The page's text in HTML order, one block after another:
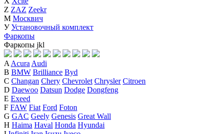
Z ZAZ Zeekr
М Москвич
У Установочный комплект
Фаркопы
Фаркопы jkl
A Acura Audi
B BMW Brilliance Byd
C Changan Chery Chevrolet Chrysler Citroen
D Daewoo Datsun Dodge Dongfeng
E Exeed
F FAW Fiat Ford Foton
G GAC Geely Genesis Great Wall
H Haima Haval Honda Hyundai